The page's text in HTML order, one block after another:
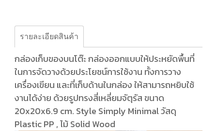
รายละเอียดสินค้า
กล่องเก็บของบนโต๊ะ กล่องออกแบบให้ประหยัดพื้นที่
ในการจัดวางด้วยประโยชน์การใช้งาน ทั้งการวาง
เครื่องเขียน และที่เก็บด้านในกล่อง ให้สามารถหยิบใช้
งานได้ง่าย ด้วยรูปทรงสี่เหลี่ยมจัตุรัส ขนาด
20x20x6.9 cm. Style Simply Minimal วัสดุ
Plastic PP , ไม้ Solid Wood